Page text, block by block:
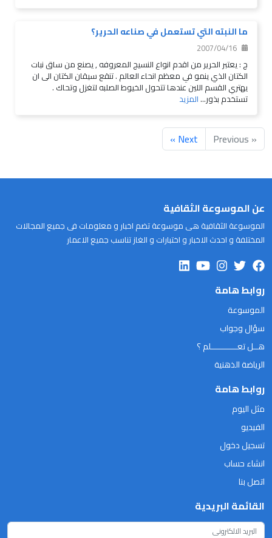
ما النبته التي تستعمل في صناعه الحرير؟
2007/04/16
ج : يعتبر الحرير من اقدم انواع النسيج المعروفه , يصنع من ساق نبات
الكتان الذي ينمو في معظم انحاء العالم . تنقع سيقان الكتان الى ان
يهتري القسم اللين عندها تتحول الخيوط الصلبه لتغزل وتحاك .
تستخدم بذور...المزيد
« Previous
Next »
عن الموسوعة الثقافية
الموسوعة الثقافية هى موسوعة تضم اخبار و معلومات فى جميع المجالات
المختلفة و احدث الاخبار و اختبارات و الغاز تناسب جميع الاعمار
روابط هامة
الموسوعة
سؤال وجواب
هــل تعـــــــــــلم ؟
الرياضة الذهنية
روابط هامة
مثل اليوم
الفيديو
تسجيل دخول
انشاء حساب
اتصل بنا
القائمة البريدية